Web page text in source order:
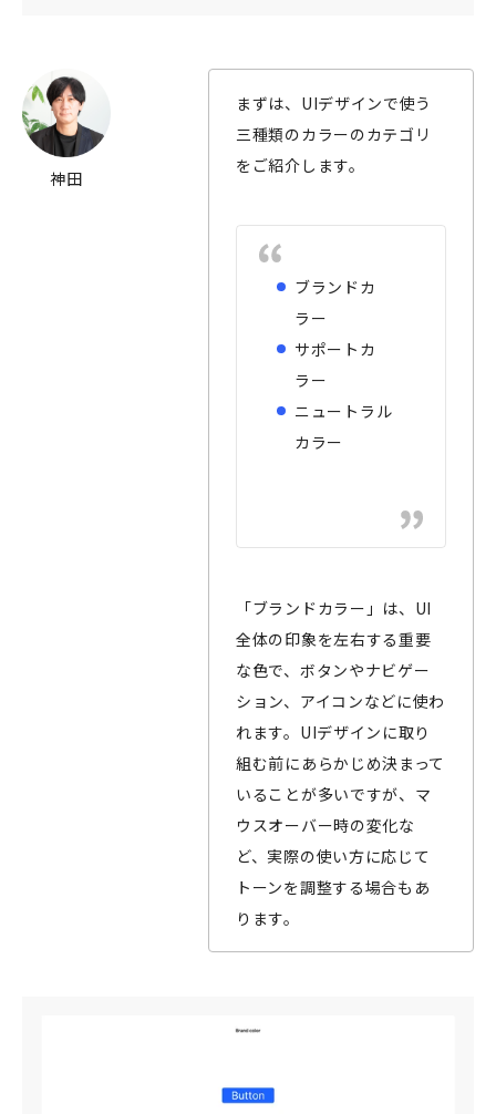
神田
まずは、UIデザインで使う
三種類のカラーのカテゴリ
をご紹介します。
ブランドカ
ラー
サポートカ
ラー
ニュートラル
カラー
「ブランドカラー」は、UI
全体の印象を左右する重要
な色で、ボタンやナビゲー
ション、アイコンなどに使わ
れます。UIデザインに取り
組む前にあらかじめ決まって
いることが多いですが、マ
ウスオーバー時の変化な
ど、実際の使い方に応じて
トーンを調整する場合もあ
ります。